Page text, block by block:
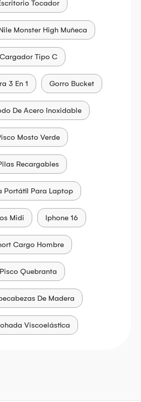
Tocador
Monster High Muñeca
Cargador Tipo C
3 En 1 Gorro Bucket
De Acero Inoxidable
Mosto Verde
Recargables
Portátil Para Laptop
Midi Iphone 16
Cargo Hombre
Pisco Quebranta
De Madera
Viscoelástica